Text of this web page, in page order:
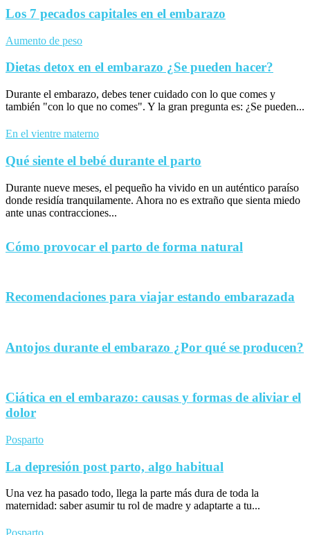
Los 7 pecados capitales en el embarazo
Aumento de peso
Dietas detox en el embarazo ¿Se pueden hacer?
Durante el embarazo, debes tener cuidado con lo que comes y
también "con lo que no comes". Y la gran pregunta es: ¿Se pueden...
En el vientre materno
Qué siente el bebé durante el parto
Durante nueve meses, el pequeño ha vivido en un auténtico paraíso
donde residía tranquilamente. Ahora no es extraño que sienta miedo
ante unas contracciones...
Cómo provocar el parto de forma natural
Recomendaciones para viajar estando embarazada
Antojos durante el embarazo ¿Por qué se producen?
Ciática en el embarazo: causas y formas de aliviar el
dolor
Posparto
La depresión post parto, algo habitual
Una vez ha pasado todo, llega la parte más dura de toda la
maternidad: saber asumir tu rol de madre y adaptarte a tu...